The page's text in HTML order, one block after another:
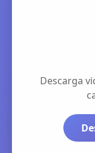
Descarga